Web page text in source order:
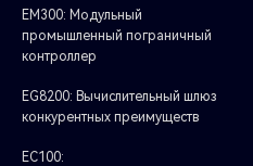
EM300: Модульный
промышленный пограничный
контроллер
EG8200: Вычислительный шлюз
конкурентных преимуществ
EC100: